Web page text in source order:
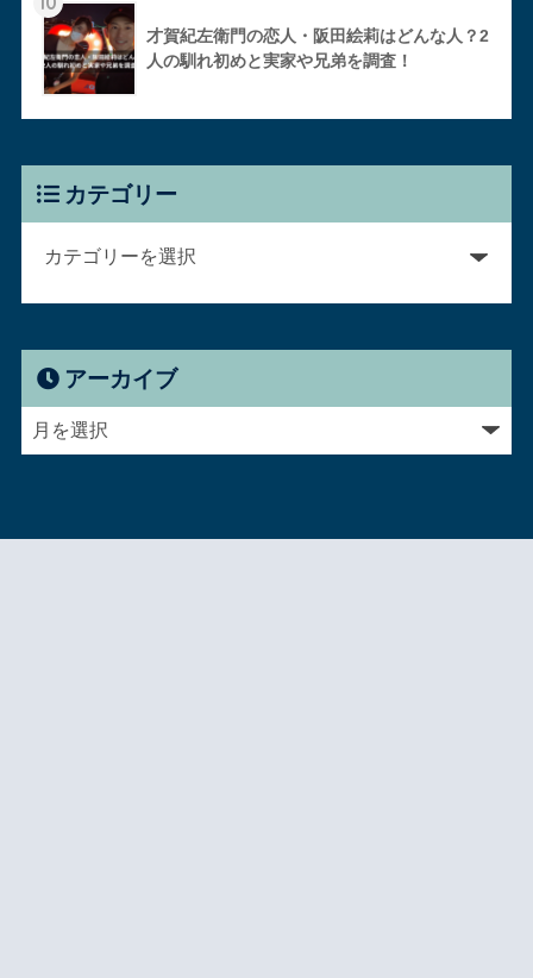
才賀紀左衛門の恋人・阪田絵莉はどんな人？2
人の馴れ初めと実家や兄弟を調査！
カテゴリー
アーカイブ